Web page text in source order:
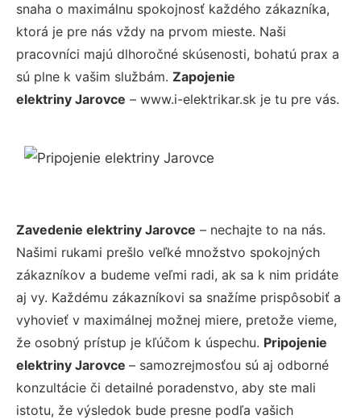
snaha o maximálnu spokojnosť každého zákazníka,
ktorá je pre nás vždy na prvom mieste. Naši
pracovníci majú dlhoročné skúsenosti, bohatú prax a
sú plne k vašim službám. Zapojenie
elektriny Jarovce – www.i-elektrikar.sk je tu pre vás.
Zavedenie elektriny Jarovce – nechajte to na nás.
Našimi rukami prešlo veľké množstvo spokojných
zákazníkov a budeme veľmi radi, ak sa k nim pridáte
aj vy. Každému zákazníkovi sa snažíme prispôsobiť a
vyhovieť v maximálnej možnej miere, pretože vieme,
že osobný prístup je kľúčom k úspechu. Pripojenie
elektriny Jarovce – samozrejmosťou sú aj odborné
konzultácie či detailné poradenstvo, aby ste mali
istotu, že výsledok bude presne podľa vašich